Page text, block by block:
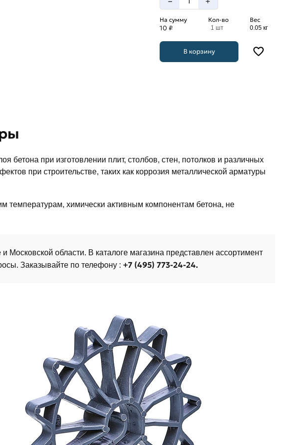
На сумму
10 ₽
Кол-во
1 шт
Вес
0.05 кг
В корзину
бетона при изготовлении плит, столбов, стен, потолков и различных
при строительстве, таких как коррозия металлической арматуры
температурам, химически активным компонентам бетона, не
Московской области. В каталоге магазина представлен ассортимент
Заказывайте по телефону : +7 (495) 773-24-24.